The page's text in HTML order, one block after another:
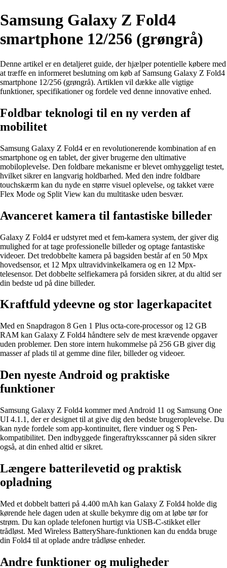
Samsung Galaxy Z Fold4
smartphone 12/256 (grøngrå)
Denne artikel er en detaljeret guide, der hjælper potentielle købere med
at træffe en informeret beslutning om køb af Samsung Galaxy Z Fold4
smartphone 12/256 (grøngrå). Artiklen vil dække alle vigtige
funktioner, specifikationer og fordele ved denne innovative enhed.
Foldbar teknologi til en ny verden af
mobilitet
Samsung Galaxy Z Fold4 er en revolutionerende kombination af en
smartphone og en tablet, der giver brugerne den ultimative
mobiloplevelse. Den foldbare mekanisme er blevet omhyggeligt testet,
hvilket sikrer en langvarig holdbarhed. Med den indre foldbare
touchskærm kan du nyde en større visuel oplevelse, og takket være
Flex Mode og Split View kan du multitaske uden besvær.
Avanceret kamera til fantastiske billeder
Galaxy Z Fold4 er udstyret med et fem-kamera system, der giver dig
mulighed for at tage professionelle billeder og optage fantastiske
videoer. Det tredobbelte kamera på bagsiden består af en 50 Mpx
hovedsensor, et 12 Mpx ultravidvinkelkamera og en 12 Mpx-
telesensor. Det dobbelte selfiekamera på forsiden sikrer, at du altid ser
din bedste ud på dine billeder.
Kraftfuld ydeevne og stor lagerkapacitet
Med en Snapdragon 8 Gen 1 Plus octa-core-processor og 12 GB
RAM kan Galaxy Z Fold4 håndtere selv de mest krævende opgaver
uden problemer. Den store intern hukommelse på 256 GB giver dig
masser af plads til at gemme dine filer, billeder og videoer.
Den nyeste Android og praktiske
funktioner
Samsung Galaxy Z Fold4 kommer med Android 11 og Samsung One
UI 4.1.1, der er designet til at give dig den bedste brugeroplevelse. Du
kan nyde fordele som app-kontinuitet, flere vinduer og S Pen-
kompatibilitet. Den indbyggede fingeraftryksscanner på siden sikrer
også, at din enhed altid er sikret.
Længere batterilevetid og praktisk
opladning
Med et dobbelt batteri på 4.400 mAh kan Galaxy Z Fold4 holde dig
kørende hele dagen uden at skulle bekymre dig om at løbe tør for
strøm. Du kan oplade telefonen hurtigt via USB-C-stikket eller
trådløst. Med Wireless BatteryShare-funktionen kan du endda bruge
din Fold4 til at oplade andre trådløse enheder.
Andre funktioner og muligheder